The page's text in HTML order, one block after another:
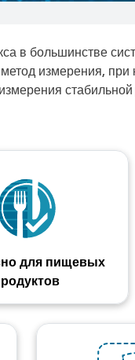
в большинстве
измерения,
для пищевых